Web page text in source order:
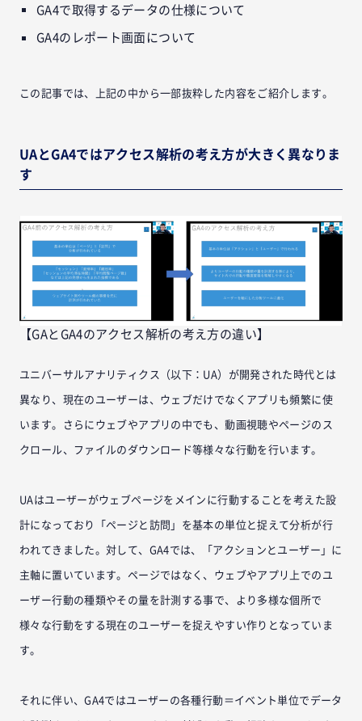
GA4で取得するデータの仕様について
GA4のレポート画面について
この記事では、上記の中から一部抜粋した内容をご紹介します。
UAとGA4ではアクセス解析の考え方が大きく異なりま
す
【GAとGA4のアクセス解析の考え方の違い】
ユニバーサルアナリティクス（以下：UA）が開発された時代とは
異なり、現在のユーザーは、ウェブだけでなくアプリも頻繁に使
います。さらにウェブやアプリの中でも、動画視聴やページのス
クロール、ファイルのダウンロード等様々な行動を行います。
UAはユーザーがウェブページをメインに行動することを考えた設
計になっており「ページと訪問」を基本の単位と捉えて分析が行
われてきました。対して、GA4では、「アクションとユーザー」に
主軸に置いています。ページではなく、ウェブやアプリ上でのユ
ーザー行動の種類やその量を計測する事で、より多様な個所で
様々な行動をする現在のユーザーを捉えやすい作りとなっていま
す。
それに伴い、GA4ではユーザーの各種行動＝イベント単位でデータ